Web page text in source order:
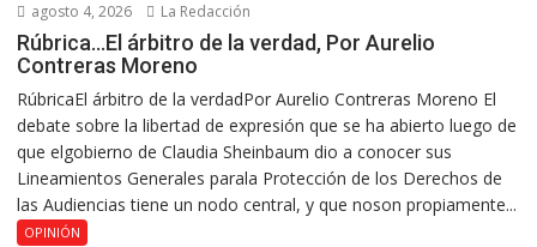
agosto 4, 2026 La Redacción
Rúbrica…El árbitro de la verdad, Por Aurelio
Contreras Moreno
RúbricaEl árbitro de la verdadPor Aurelio Contreras Moreno El
debate sobre la libertad de expresión que se ha abierto luego de
que elgobierno de Claudia Sheinbaum dio a conocer sus
Lineamientos Generales parala Protección de los Derechos de
las Audiencias tiene un nodo central, y que noson propiamente...
OPINIÓN